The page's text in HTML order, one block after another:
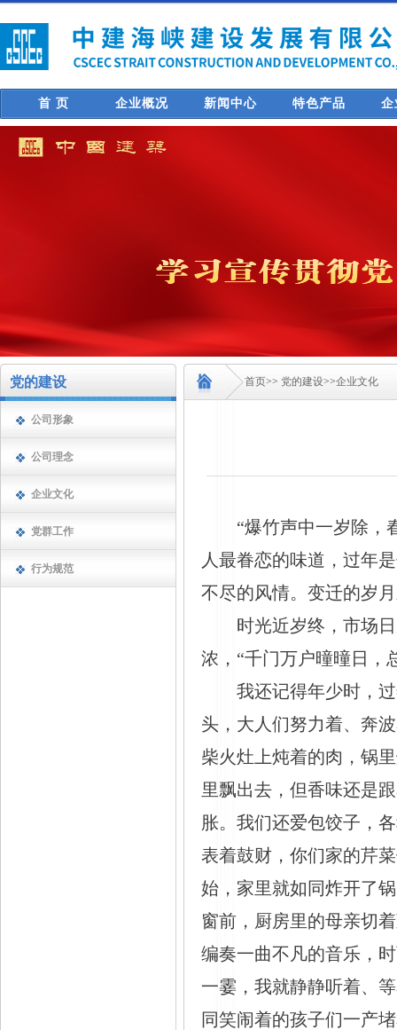
首 页 企业概况 新闻中心 特色产品 企
党的建设
公司形象
公司理念
企业文化
党群工作
行为规范
首页>> 党的建设>>企业文化
“爆竹声中一岁除，
人最眷恋的味道，过年
不尽的风情。变迁的岁
时光近岁终，市场
浓， “千门万户曈曈日，
我还记得年少时，
头，大人们努力着、奔
柴火灶上炖着的肉，锅
里飘出去，但香味还是
胀。我们还爱包饺子，
表着鼓财，你们家的芹
始，家里就如同炸开了
窗前，厨房里的母亲切
编奏一曲不凡的音乐，
一霎，我就静静听着、
同笑闹着的孩子们一产